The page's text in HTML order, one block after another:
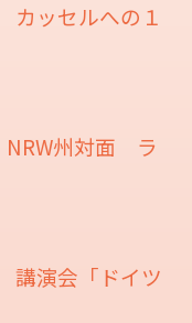
カッセルへの１
NRW州対面 ラ
講演会「ドイツ